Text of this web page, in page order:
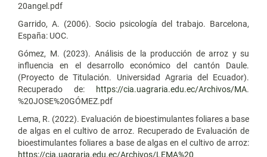
20angel.pdf
Garrido, A. (2006). Socio psicología del trabajo. Barcelona,
España: UOC.
Gómez, M. (2023). Análisis de la producción de arroz y su
influencia en el desarrollo económico del cantón Daule.
(Proyecto de Titulación. Universidad Agraria del Ecuador).
Recuperado de:
https://cia.uagraria.edu.ec/Archivos/MA.
%20JOSE%20GÓMEZ.pdf
Lema, R. (2022). Evaluación de bioestimulantes foliares a base
de algas en el cultivo de arroz. Recuperado de Evaluación de
bioestimulantes foliares a base de algas en el cultivo de arroz:
https://cia.uagraria.edu.ec/Archivos/LEMA%20